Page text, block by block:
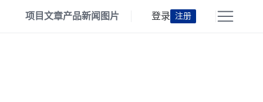
项目文章产品新闻 图片 登录 注册